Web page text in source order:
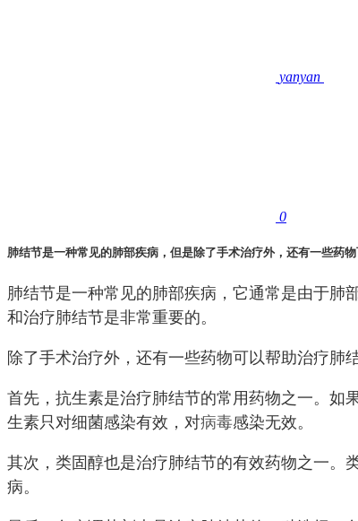
yanyan
0
肺结节是一种常见的肺部疾病，但是除了手术治疗外，还有一些药
肺结节是一种常见的肺部疾病，它通常是由于
和治疗肺结节是非常重要的。
除了手术治疗外，还有一些药物可以帮助治疗肺
首先，抗生素是治疗肺结节的常用药物之一。如
生素只对细菌感染有效，对病毒感染无效。
其次，类固醇也是治疗肺结节的有效药物之一。
病。